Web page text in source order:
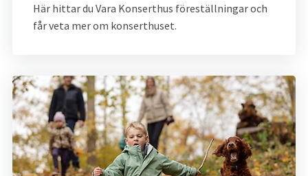
Här hittar du Vara Konserthus föreställningar och
får veta mer om konserthuset.